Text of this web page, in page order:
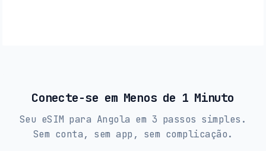
Conecte-se em Menos de 1 Minuto
Seu eSIM para Angola em 3 passos simples.
Sem conta, sem app, sem complicação.